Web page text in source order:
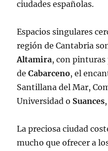
ciudades españolas.
Espacios singulares
región de Cantabria
Altamira, con
deCabarceno, el
Santillana del Mar,
Universidad o Suances
La preciosa ciudad
mucho que ofrecer a